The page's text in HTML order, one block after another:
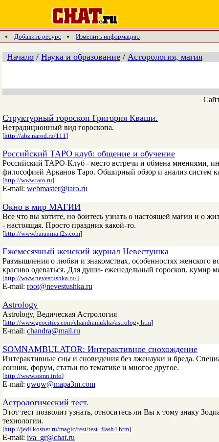
Добавить ресурс Изменить информацию
Начало / Наука и образование / Асторология, магия
Структурный гороскоп Григория Кваши.
Нетрадиционный вид гороскопа.
[http://abz.narod.ru/111]
Российский ТАРО клуб: общение и обучение
Российский ТАРО-Клуб - место встречи и обмена мнениями,
философией Арканов Таро. Обширный обзор и анализ систем
[http://www.taro.ru]
E-mail: webmaster@taro.ru
Окно в мир МАГИИ
Все что вы хотите, но боитесь узнать о настоящей магии и о
- настоящая. Просто праздник какой-то.
[http://www.baranina.f2s.com]
Ежемесячный женский журнал Невестушка
Размышления о любви и знакомствах, особенностях женского
красиво одеваться. Для души- еженедельный гороскоп, кумир
[http://www.nevestushka.ru/]
E-mail: root@nevestushka.ru
Astrology
Astrology, Ведическая Астрология
[http://www.geocities.com/chandramukha/astrology.htm]
E-mail: chandra@mail.ru
SOMNAMBULATOR: Интерактивное снохождение
Интерактивные сны и сновидения без лженауки и бреда.
сонник, форум, статьи по тематике и многое другое.
[http://www.somn.info]
E-mail: qwqw@mapa3m.com
Астрологический тест.
Этот тест позволит узнать, относитесь ли Вы к тому знаку
технологии.
[http://jedi.kosnet.ru/magic/test/test_flash4.htm]
E-mail: iva_gr@chat.ru